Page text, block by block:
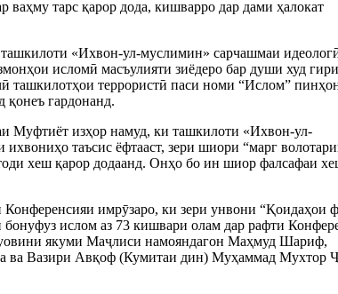
тарс қарор дода, кишварро дар дами ҳалокат
«Ихвон-ул-муслимин» сарчашмаи
исломӣ масъулияти зиёдеро бар души худ
ташкилотҳои террористӣ паси номи “Ислом”
қонеъ гардонанд.
Муфтиёт изҳор намуд, ки ташкилоти «Ихвон-ул-
таъсис ёфтааст, зери шиори “марг
хеш қарор додаанд. Онҳо бо ин шиор фалсафаи
имрӯзаро, ки зери унвони “Қоидаҳои
бонуфуз ислом аз 73 кишвари олам дар рафти
якуми Маҷлиси намояндагон Маҳмуд Шариф,
ва Вазири Авқоф (Кумитаи дин) Муҳаммад Мухтор